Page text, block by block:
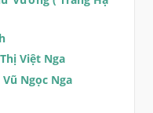
Việt Nga
Ngọc Nga